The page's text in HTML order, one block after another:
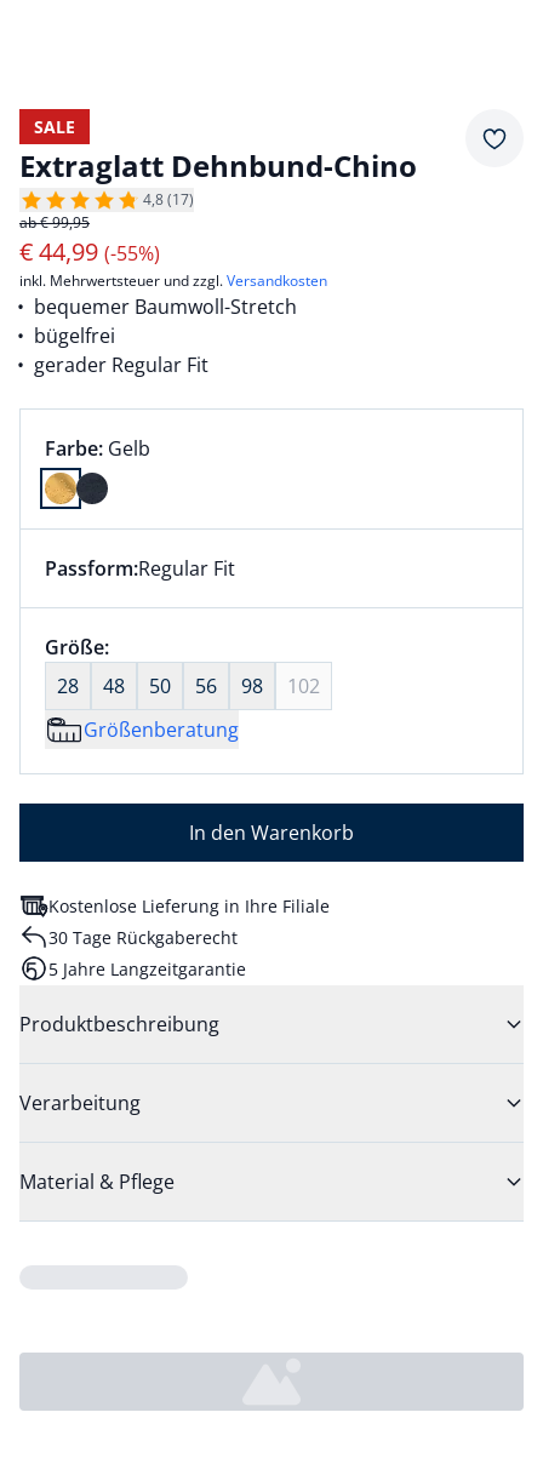
SALE
Extraglatt Dehnbund-Chino
4,8 (17)
ab € 99,95
€44,99 (-55%)
inkl. Mehrwertsteuer und zzgl.Versandkosten
bequemer Baumwoll-Stretch
bügelfrei
gerader Regular Fit
Farbauswahl:
Farbe: aktuell ausgewählt:
Gelb
Farbe Gelb ausgewählt
Dieser Artikel hat die Passform Regular Fit. für
Passform:Regular Fit
Größenauswahl:
Größe:nichts ausgewählt
28
48 50 56 98
102
Größenberatung
In den Warenkorb
Kostenlose Lieferung in Ihre Filiale
30 Tage Rückgaberecht
5 Jahre Langzeitgarantie
Produktbeschreibung
Verarbeitung
Material & Pflege